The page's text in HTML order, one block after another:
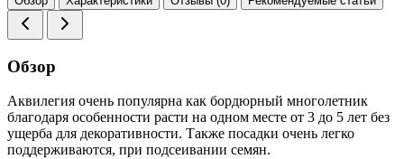
Обзор
Аквилегия очень популярна как бордюрный многолетник
благодаря особенности расти на одном месте от 3 до 5 лет без
ущерба для декоративности. Также посадки очень легко
поддерживаются, при подсеивании семян.